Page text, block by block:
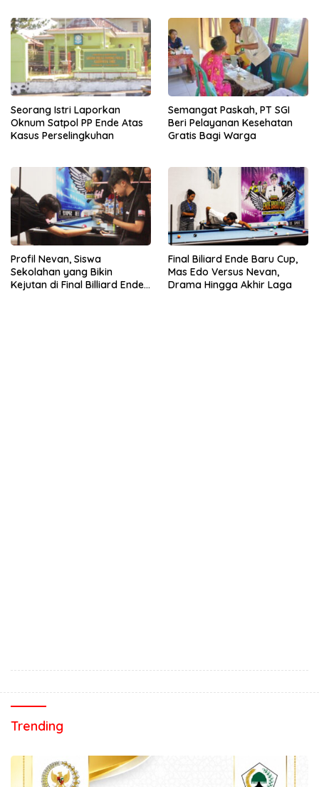
Seorang Istri Laporkan
Oknum Satpol PP Ende Atas
Kasus Perselingkuhan
Semangat Paskah, PT SGI
Beri Pelayanan Kesehatan
Gratis Bagi Warga
Profil Nevan, Siswa
Sekolahan yang Bikin
Kejutan di Final Billiard Ende
Final Biliard Ende Baru Cup,
Mas Edo Versus Nevan,
Drama Hingga Akhir Laga
Trending